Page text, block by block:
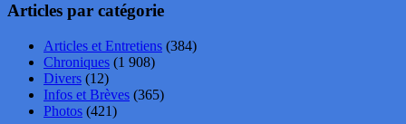
Articles par catégorie
Articles et Entretiens (384)
Chroniques (1 908)
Divers (12)
Infos et Brèves (365)
Photos (421)